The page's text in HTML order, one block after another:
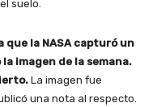
suelo.
la NASA capturó un
imagen de la semana.
La imagen fue
una nota al respecto.